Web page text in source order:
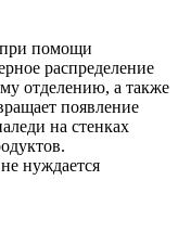
при помощи
распределение
отделению, а также
появление
на стенках
нуждается